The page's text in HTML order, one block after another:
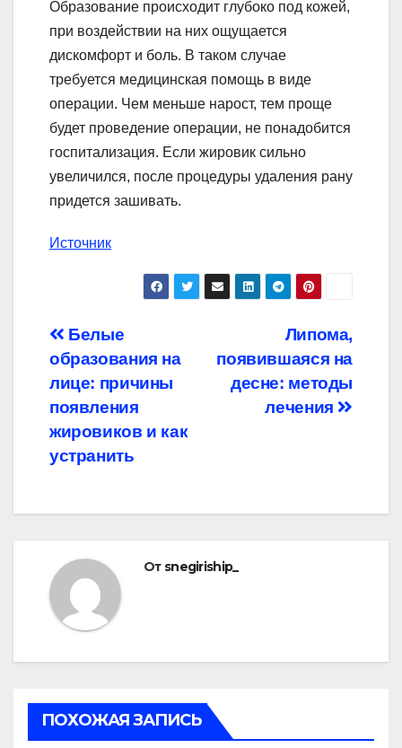
Образование происходит глубоко под кожей,
при воздействии на них ощущается
дискомфорт и боль. В таком случае
требуется медицинская помощь в виде
операции. Чем меньше нарост, тем проще
будет проведение операции, не понадобится
госпитализация. Если жировик сильно
увеличился, после процедуры удаления рану
придется зашивать.
Источник
Навигация
по
записям
Липома,
появившаяся на
десне: методы
лечения
Белые
образования на
лице: причины
появления
жировиков и как
устранить
От snegiriship_
ПОХОЖАЯ ЗАПИСЬ